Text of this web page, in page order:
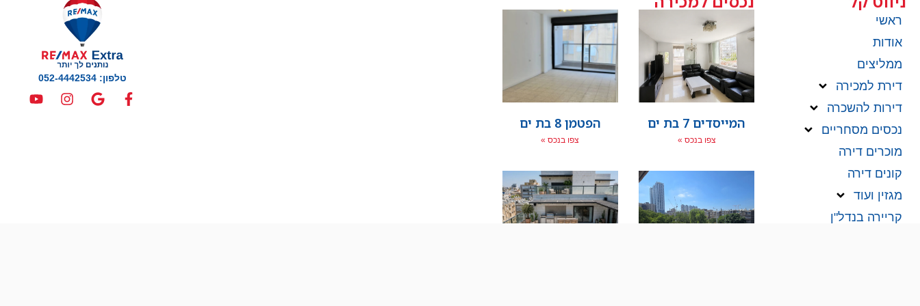
ראשי
אודות
ממליצים
דירת למכירה
דירות להשכרה
נכסים מסחריים
מוכרים דירה
קונים דירה
מגזין ועוד
קריירה בנדל"ן
המייסדים 7 בת ים
צפו בנכס »
הפטמן 8 בת ים
צפו בנכס »
טלפון: 052-4442534